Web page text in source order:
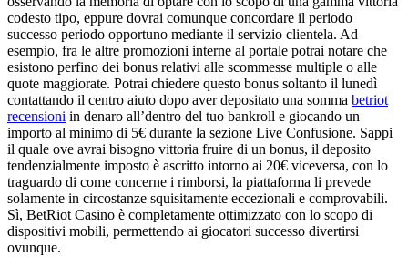
codesto tipo, eppure dovrai comunque concordare il periodo
successo periodo opportuno mediante il servizio clientela. Ad
esempio, fra le altre promozioni interne al portale potrai notare che
esistono perfino dei bonus relativi alle scommesse multiple o alle
quote maggiorate. Potrai chiedere questo bonus soltanto il lunedì
contattando il centro aiuto dopo aver depositato una somma betriot
recensioni in denaro all’dentro del tuo bankroll e giocando un
importo al minimo di 5€ durante la sezione Live Confusione. Sappi
il quale ove avrai bisogno vittoria fruire di un bonus, il deposito
tendenzialmente imposto è ascritto intorno ai 20€ viceversa, con lo
traguardo di come concerne i rimborsi, la piattaforma li prevede
solamente in circostanze squisitamente eccezionali e comprovabili.
Sì, BetRiot Casino è completamente ottimizzato con lo scopo di
dispositivi mobili, permettendo ai giocatori successo divertirsi
ovunque.